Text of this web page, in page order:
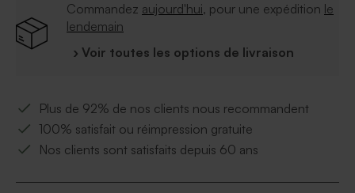
Commandez aujourd'hui, pour une expédition le
lendemain
› Voir toutes les options de livraison
Plus de 92% de nos clients nous recommandent
100% satisfait ou réimpression gratuite
Nos clients sont satisfaits depuis 60 ans